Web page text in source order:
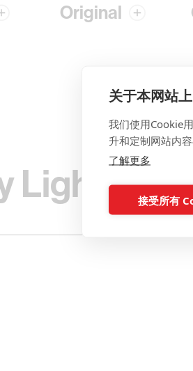
关于本网站
我们使用Cookie
升和定制网站内
了解更多
接受所有
Original
Lighters